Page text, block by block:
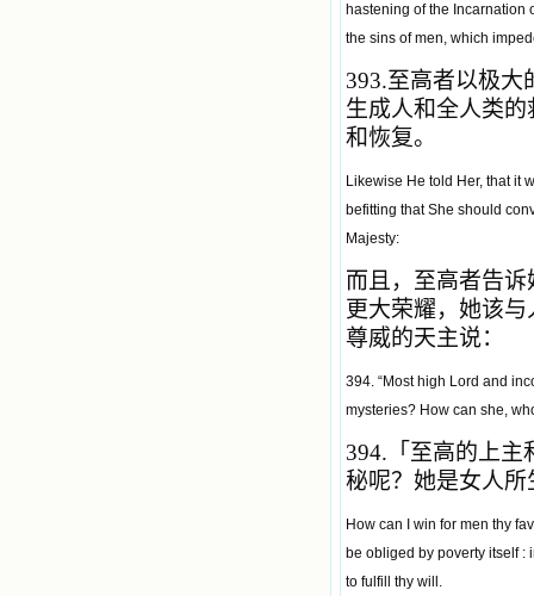
hastening of the Incarnation
the sins of men, which
393.至高者以极大
生成人和全人类
和恢复。
Likewise He told Her, that it
befitting that She should
Majesty:
而且，至高者告
更大荣耀，她该
尊威的天主说：
394. “Most high Lord and
mysteries? How can she,
394. 「 至高的上主
秘呢？她是女人
How can I win for men thy
be obliged by poverty itself :
to fulfill thy will.